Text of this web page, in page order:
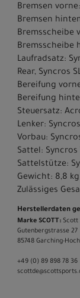
Bremsen vorne:
Bremsen
Bremsscheibe
Bremsscheibe
Laufradsatz:
Rear, Syncros
Bereifung
Bereifung
Steuersatz:
Lenker:
Vorbau:
Sattel:
Sattelstütze:
Gewicht: 8,8 kg
Zulässiges
Herstellerdaten
Marke SCOTT: Scott
Gutenbergstrasse 27
85748 Garching-­
+49 (0) 89 898 78 36